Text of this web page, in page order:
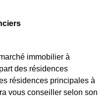
immobilier à
des résidences
résidences principales à
vous conseiller selon son